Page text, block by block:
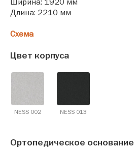
Длина: 2210 мм
Схема
Цвет корпуса
NESS 002 NESS 013
Ортопедическое основание